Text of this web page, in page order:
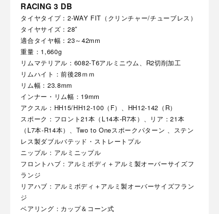
RACING 3 DB
タイヤタイプ：2-WAY FIT（クリンチャー/チューブレス）
タイヤサイズ：28″
適合タイヤ幅：23～42mm
重量：1,660g
リムマテリアル：6082-T6アルミニウム、R2切削加工
リムハイト：前後28ｍｍ
リム幅：23.8mm
インナー・リム幅：19mm
アクスル：HH15/HH12-100（F）、HH12-142（R）
スポーク：フロント21本（L14本-R7本）、リア：21本
（L7本-R14本）、Two to Oneスポークパターン 、ステン
レス製ダブルバテッド・ストレートプル
ニップル：アルミニップル
フロントハブ：アルミボディ＋アルミ製オーバーサイズフ
ランジ
リアハブ：アルミボディ＋アルミ製オーバーサイズフラン
ジ
ベアリング：カップ＆コーン式